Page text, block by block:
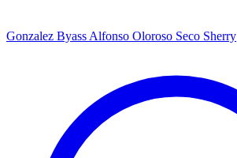
Gonzalez Byass Alfonso Oloroso Seco Sherry